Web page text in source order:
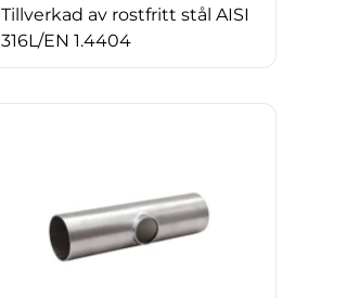
Tillverkad av rostfritt stål AISI
316L/EN 1.4404